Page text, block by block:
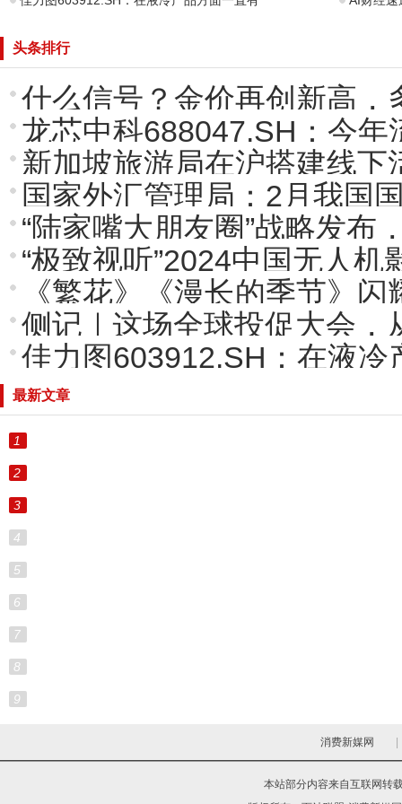
头条排行
什么信号？金价再创新高，
龙芯中科688047.SH：今年
新加坡旅游局在沪搭建线下
国家外汇管理局：2月我国
“陆家嘴大朋友圈”战略发布
“极致视听”2024中国无人机
《繁花》《漫长的季节》
侧记｜这场全球投促大会，
佳力图603912.SH：在液冷
最新文章
1
2
3
4
5
6
7
8
9
消费新媒网
本站部分内容来自互联网转